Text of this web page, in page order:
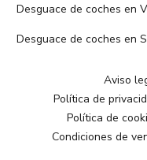
Desguace de coches en
Desguace de coches en
Aviso
Política de
Política de
Condiciones de